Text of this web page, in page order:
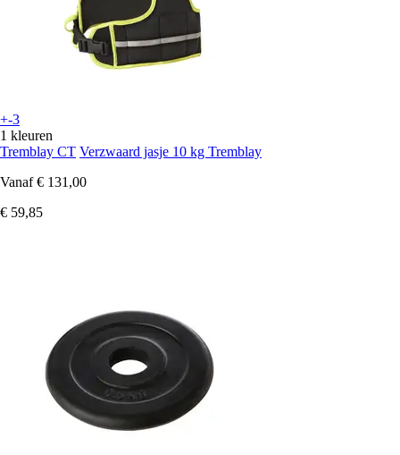
+-3
1 kleuren
Tremblay CT Verzwaard jasje 10 kg Tremblay
Vanaf € 131,00
€ 59,85